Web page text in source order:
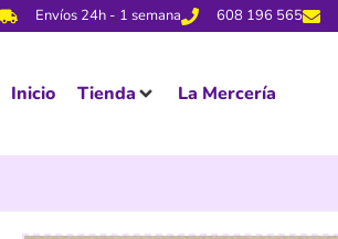
Envíos 24h - 1 semana 608 196 565
Inicio Tienda La Mercería